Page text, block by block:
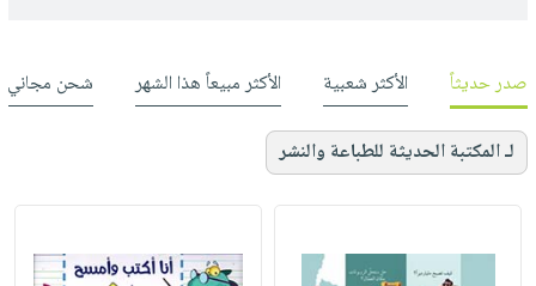
صدر حديثاً الأكثر شعبية الأكثر مبيعاً هذا الشهر شحن مجاني
لـ المكتبة الحديثة للطباعة والنشر